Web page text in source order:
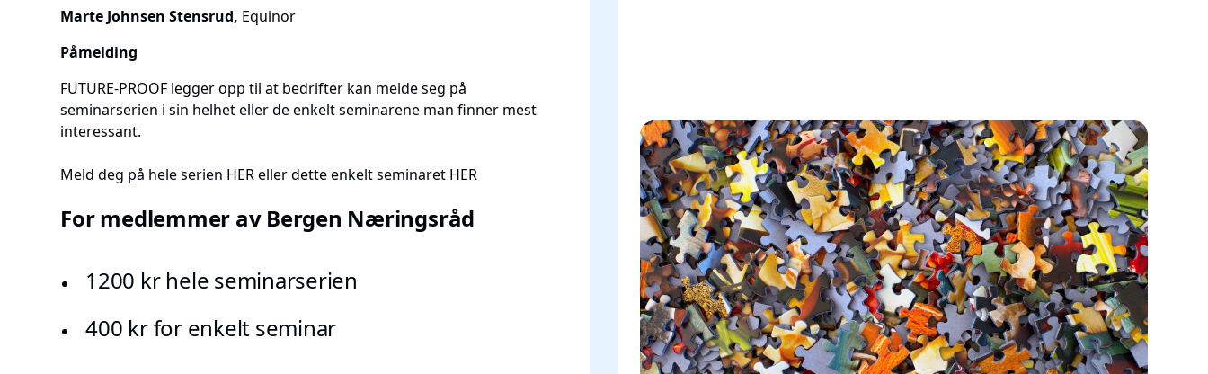
Marte Johnsen Stensrud, Equinor
Påmelding
FUTURE-PROOF legger opp til at bedrifter kan melde seg på
seminarserien i sin helhet eller de enkelt seminarene man finner mest
interessant.
Meld deg på hele serien HEReller dette enkelt seminaret HER
For medlemmer av Bergen Næringsråd
1200 kr hele seminarserien
400 kr for enkelt seminar